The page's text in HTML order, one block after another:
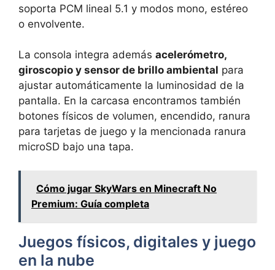
soporta PCM lineal 5.1 y modos mono, estéreo
o envolvente.
La consola integra además acelerómetro,
giroscopio y sensor de brillo ambiental para
ajustar automáticamente la luminosidad de la
pantalla. En la carcasa encontramos también
botones físicos de volumen, encendido, ranura
para tarjetas de juego y la mencionada ranura
microSD bajo una tapa.
Cómo jugar SkyWars en Minecraft No
Premium: Guía completa
Juegos físicos, digitales y juego
en la nube